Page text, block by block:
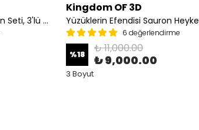
Yüzüklerin Efendisi Koleksiyon Seti, 3'lü Set(Argonath Heykelleri, Nazgul, Gandalf)
Kingdom OF 3D
Yüzüklerin Efendisi Sauron
6 değerlendirme
%18 ₺ 11,000.00
₺ 9,000.00
3 Boyut